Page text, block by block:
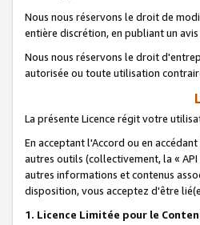
Nous nous réservons le droit de
entière discrétion, en publiant un
Nous nous réservons le droit
autorisée ou toute utilisation
La présente Licence régit votre
En acceptant l'Accord ou en
autres outils (collectivement, la «
autres informations et contenus
disposition, vous acceptez d'être
1. Licence Limitée pour le